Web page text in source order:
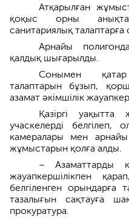
Атқарылған
қоқыс орны
санитариялық талаптарға
Арнайы
қалдық шығарылды.
Сонымен
талаптарын бұзып,
азамат әкімшілік
Қазіргі
учаскелерді белгілеп,
камералары мен арнайы
жұмыстарын қолға алды.
– Азаматтарды
жауапкершілікпен
белгіленген орындарға
тазалығын сақтауға
прокуратура.